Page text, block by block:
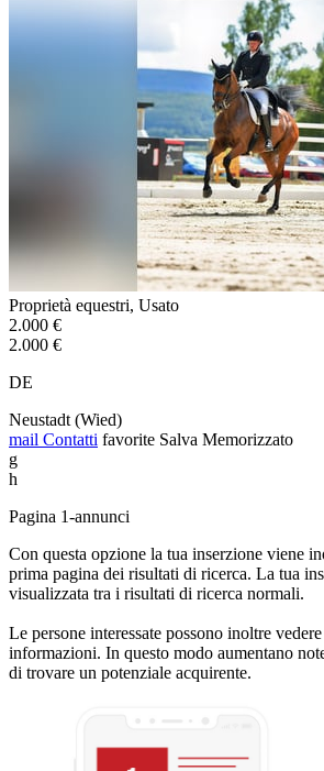
Proprietà equestri, Usato
2.000 €
2.000 €
DE
Neustadt (Wied)
mail Contatti favorite Salva Memorizzato
g
h
Pagina 1-annunci
Con questa opzione la tua inserzione viene
prima pagina dei risultati di ricerca. La tua
visualizzata tra i risultati di ricerca normali.
Le persone interessate possono inoltre
informazioni. In questo modo aumentano
di trovare un potenziale acquirente.